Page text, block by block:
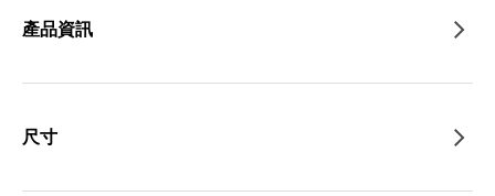
產品資訊
尺寸